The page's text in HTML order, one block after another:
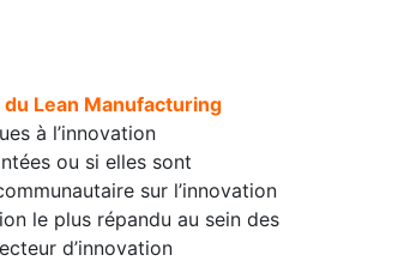
Lean Manufacturing
à l’innovation
ou si elles sont
sur l’innovation
le plus répandu au sein des
d’innovation